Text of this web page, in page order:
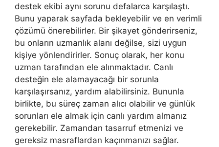
destek ekibi aynı sorunu defalarca karşılaştı.
Bunu yaparak sayfada bekleyebilir ve en verimli
çözümü önerebilirler. Bir şikayet gönderirseniz,
bu onların uzmanlık alanı değilse, sizi uygun
kişiye yönlendirirler. Sonuç olarak, her konu
uzman tarafından ele alınmaktadır. Canlı
desteğin ele alamayacağı bir sorunla
karşılaşırsanız, yardım alabilirsiniz. Bununla
birlikte, bu süreç zaman alıcı olabilir ve günlük
sorunları ele almak için canlı yardım almanız
gerekebilir. Zamandan tasarruf etmenizi ve
gereksiz masraflardan kaçınmanızı sağlar.